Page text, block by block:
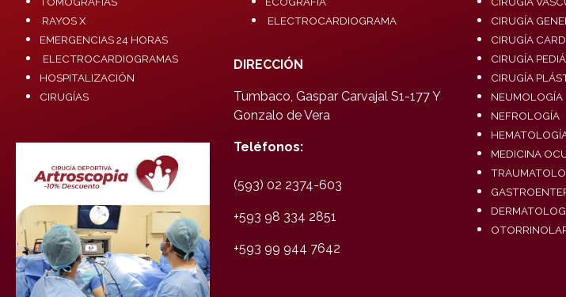
RAYOS X
EMERGENCIAS 24 HORAS
ELECTROCARDIOGRAMAS
HOSPITALIZACIÓN
CIRUGÍAS
ELECTROCARDIOGRAMA
DIRECCIÓN
Tumbaco, Gaspar Carvajal S1-177 Y
Gonzalo de Vera
Teléfonos:
(593) 02 2374-603
+593 98 334 2851
+593 99 944 7642
CIRUGÍA
CIRUGÍA
CIRUGÍA
CIRUGÍA
NEUMOLOGÍA
NEFROLOGÍA
MEDICINA